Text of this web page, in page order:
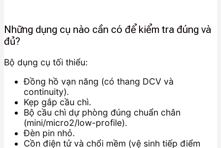
Những dụng cụ nào cần có để kiểm tra đúng và
đủ?
Bộ dụng cụ tối thiểu:
Đồng hồ vạn năng (có thang DCV và
continuity).
Kẹp gắp cầu chì.
Bộ cầu chì dự phòng đúng chuẩn chân
(mini/micro2/low-profile).
Đèn pin nhỏ.
Cồn điện tử và chổi mềm (vệ sinh tiếp điểm